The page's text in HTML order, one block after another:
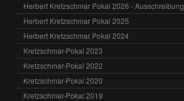
Herbert Kretzschmar Pokal 2026 - Ausschreibung
Herbert Kretzschmar Pokal 2025
Herbert Kretzschmar Pokal 2024
Kretzschmar-Pokal 2023
Kretzschmar-Pokal 2022
Kretzschmar-Pokal 2020
Kretzschmar-Pokal 2019